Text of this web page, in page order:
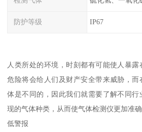
防护等级 IP67
人类所处的环境，时刻都有可能使人暴
危险将会给人们及财产安全带来威胁，
体是不同的，因此我们就需要了解不同行
现的气体种类，从而使气体检测仪更加准确
低警报